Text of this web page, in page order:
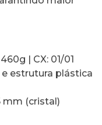
| CX: 01/01
estrutura plástica
mm (cristal)